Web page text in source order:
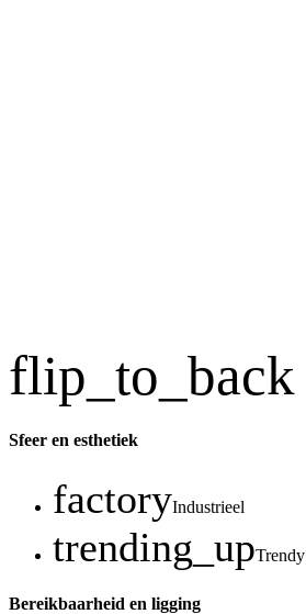
flip_to_back
Sfeer en esthetiek
factoryIndustrieel
trending_upTrendy
Bereikbaarheid en ligging